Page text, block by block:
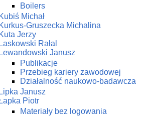
Boilers
Kubiś Michał
Kurkus-Gruszecka Michalina
Kuta Jerzy
Laskowski Rałal
Lewandowski Janusz
Publikacje
Przebieg kariery zawodowej
Działalność naukowo-badawcza
Lipka Janusz
Piotr
Materiały bez logowania